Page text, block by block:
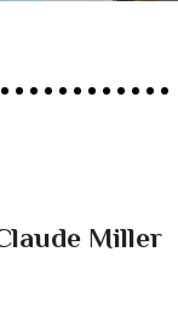
Miller